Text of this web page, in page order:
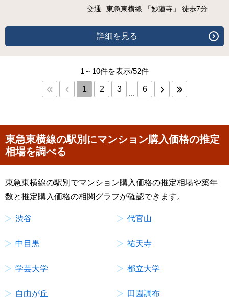
交通
東急東横線 「妙蓮寺 」 徒歩7分
詳細を見る
1～10件を表示/52件
1 2 3 ... 6
東急東横線の駅別にマンション購入価格の推定
相場を調べる
東急東横線の駅別でマンション購入価格の推定相場や築年
数と推定購入価格の相関グラフが確認できます。
渋谷 代官山
中目黒 祐天寺
学芸大学 都立大学
自由が丘 田園調布